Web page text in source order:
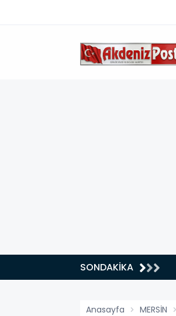
SONDAKİKA
Anasayfa MERSİN